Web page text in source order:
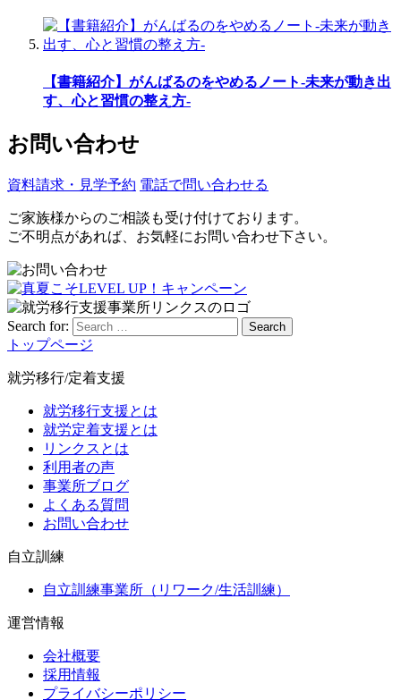
【書籍紹介】がんばるのをやめるノート-未来が動き出
す、心と習慣の整え方-
お問い合わせ
資料請求・見学予約 電話で問い合わせる
ご家族様からのご相談も受け付けております。
ご不明点があれば、お気軽にお問い合わせ下さい。
Search for: Search
トップページ
就労移行/定着支援
就労移行支援とは
就労定着支援とは
リンクスとは
利用者の声
事業所ブログ
よくある質問
お問い合わせ
自立訓練
自立訓練事業所（リワーク/生活訓練）
運営情報
会社概要
採用情報
プライバシーポリシー